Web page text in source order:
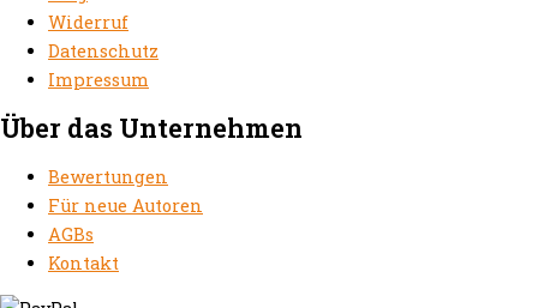
Widerruf
Datenschutz
Impressum
Über das Unternehmen
Bewertungen
Für neue Autoren
AGBs
Kontakt